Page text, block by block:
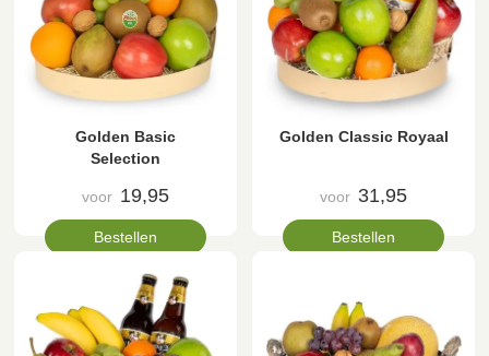
Golden Basic
Selection
voor 19,95
Bestellen
Golden Classic Royaal
voor 31,95
Bestellen